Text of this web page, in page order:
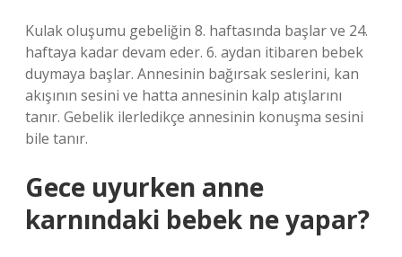
Kulak oluşumu gebeliğin 8. haftasında başlar ve 24.
haftaya kadar devam eder. 6. aydan itibaren bebek
duymaya başlar. Annesinin bağırsak seslerini, kan
akışının sesini ve hatta annesinin kalp atışlarını
tanır. Gebelik ilerledikçe annesinin konuşma sesini
bile tanır.
Gece uyurken anne
karnındaki bebek ne yapar?